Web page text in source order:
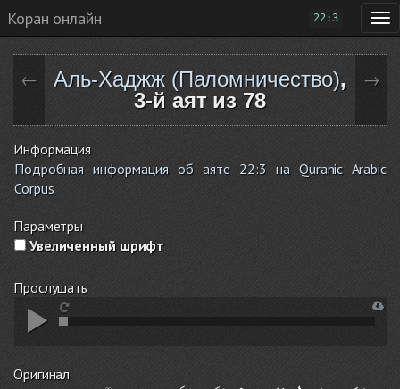
Коран онлайн 22:3
← Аль-Хаджж (Паломничество),
3-й аят из 78
→
Информация
Подробная информация об аяте 22:3 на Quranic Arabic
Corpus
Параметры
Увеличенный шрифт
Прослушать
Оригинал